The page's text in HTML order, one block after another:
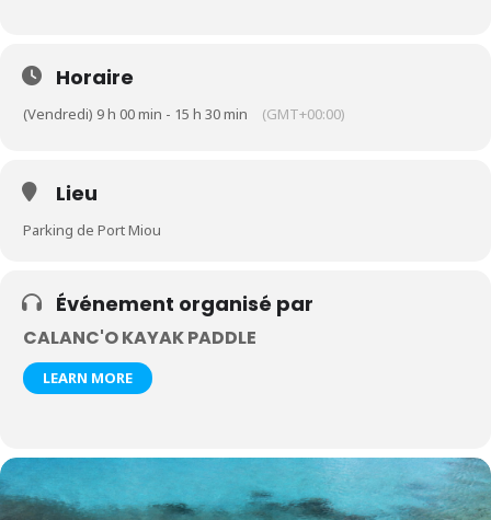
Horaire
(Vendredi) 9 h 00 min - 15 h 30 min (GMT+00:00)
Lieu
Parking de Port Miou
Événement organisé par
CALANC'O KAYAK PADDLE
LEARN MORE